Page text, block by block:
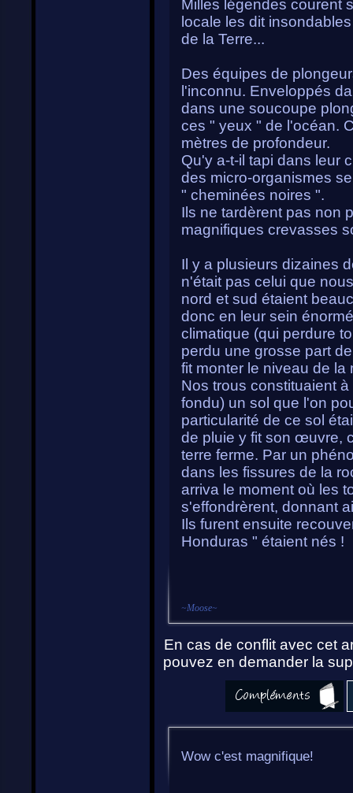
Milles légendes courent
locale les dit
de la Terre...
Des équipes de
l'inconnu. Enveloppés
dans une soucoupe
ces " yeux " de l'océan.
mètres de profondeur.
Qu'y a-t-il tapi dans leur
des micro-organismes
" cheminées noires ".
Ils ne tardèrent pas non
magnifiques crevasses
Il y a plusieurs dizaines
n'était pas celui que
nord et sud étaient
donc en leur sein
climatique (qui perdure
perdu une grosse part
fit monter le niveau de la
Nos trous constituaient
fondu) un sol que l'on
particularité de ce sol
de pluie y fit son œuvre,
terre ferme. Par un
dans les fissures de la
arriva le moment où les
s'effondrèrent, donnant
Ils furent ensuite
Honduras " étaient nés !
~Moose~
En cas de conflit avec cet
pouvez en demander la
Wow c'est magnifique!